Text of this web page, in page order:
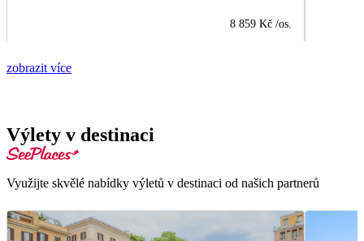
8 859 Kč /os.
zobrazit více
Výlety v destinaci
Využijte skvělé nabídky výletů v destinaci od našich partnerů